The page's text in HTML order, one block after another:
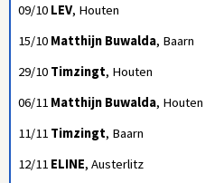
09/10 LEV, Houten
15/10 Matthijn Buwalda, Baarn
29/10 Timzingt, Houten
06/11 Matthijn Buwalda, Houten
11/11 Timzingt, Baarn
12/11 ELINE, Austerlitz